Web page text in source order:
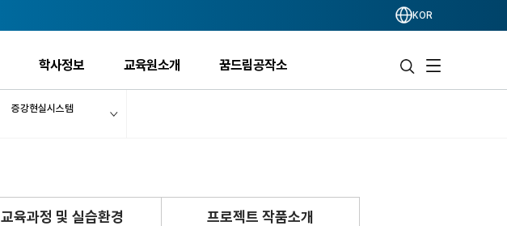
KOR
학사정보 교육원소개 꿈드림공작소
증강현실시스템
교육과정 및 실습환경 프로젝트 작품소개